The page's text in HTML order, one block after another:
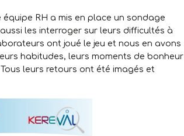
RH a mis en place un sondage
les interroger sur leurs difficultés à
ont joué le jeu et nous en avons
habitudes, leurs moments de bonheur
leurs retours ont été imagés et